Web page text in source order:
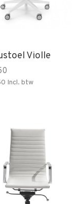
Violle
Incl. btw